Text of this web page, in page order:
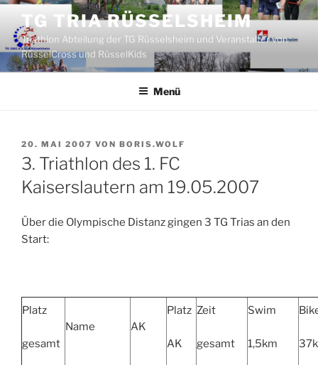
Zum
Inhalt
springen
TG TRIA RÜSSELSHEIM
Triathlon Abteilung der TG Rüsselsheim und Veranstalter von
RüsselCross und RüsselKids
Menü
VERÖFFENTLICHT
AM
20. MAI 2007 VON BORIS.WOLF
3. Triathlon des 1. FC
Kaiserslautern am 19.05.2007
Über die Olympische Distanz gingen 3 TG Trias an den
Start:
Platz
gesamt
Name AK
Platz
AK
Zeit
gesamt
Swim
1,5km